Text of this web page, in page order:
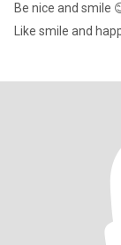
Be nice and smile
Like smile and